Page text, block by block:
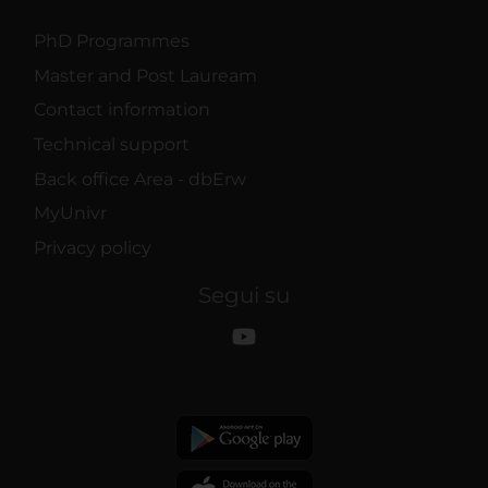
PhD Programmes
Master and Post Lauream
Contact information
Technical support
Back office Area - dbErw
MyUnivr
Privacy policy
Segui su